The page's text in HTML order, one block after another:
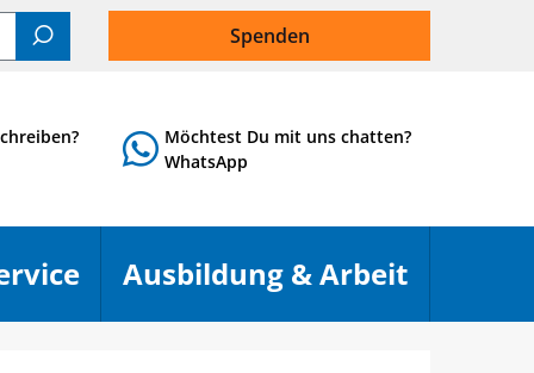
Suchen
Spenden
Möchtest Du mit uns chatten?
WhatsApp
Menü öffnen
Ausbildung & Arbeit